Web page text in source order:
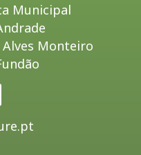
Municipal
Alves Monteiro